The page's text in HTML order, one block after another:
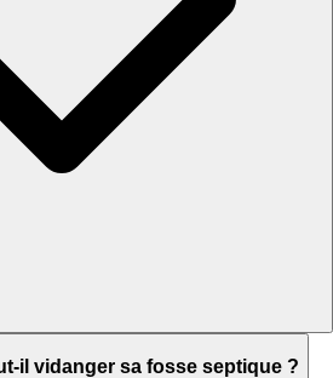
il vidanger sa fosse septique ?